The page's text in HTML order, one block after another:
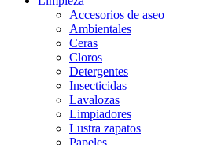
Accesorios de aseo
Ambientales
Ceras
Cloros
Detergentes
Insecticidas
Lavalozas
Limpiadores
Lustra zapatos
Papeles